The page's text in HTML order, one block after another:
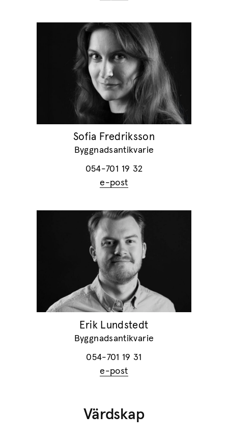
Sofia Fredriksson
Byggnadsantikvarie
054-701 19 32
e-post
Erik Lundstedt
Byggnadsantikvarie
054-701 19 31
e-post
Värdskap